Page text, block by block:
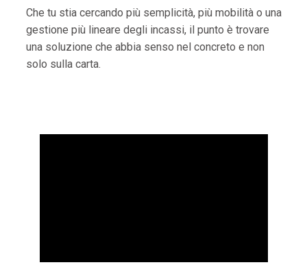
Che tu stia cercando più semplicità, più mobilità o una
gestione più lineare degli incassi, il punto è trovare
una soluzione che abbia senso nel concreto e non
solo sulla carta.